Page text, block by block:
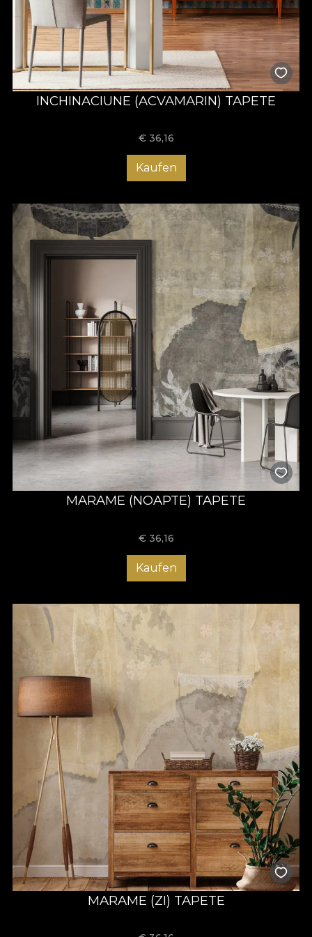
INCHINACIUNE (ACVAMARIN) TAPETE
€ 36,16
Kaufen
MARAME (NOAPTE) TAPETE
€ 36,16
Kaufen
MARAME (ZI) TAPETE